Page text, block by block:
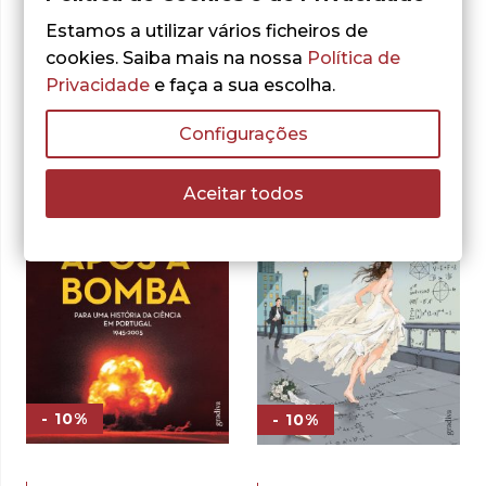
Outras sugestões
- 10% - 10%
Estamos a utilizar vários ficheiros de
cookies. Saiba mais na nossa Política de
Privacidade e faça a sua escolha.
Configurações
Aceitar todos